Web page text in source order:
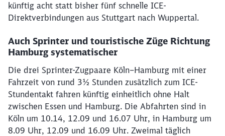
künftig acht statt bisher fünf schnelle ICE-
Direktverbindungen aus Stuttgart nach Wuppertal.
Auch Sprinter und touristische Züge Richtung
Hamburg systematischer
Die drei Sprinter-Zugpaare Köln–Hamburg mit einer
Fahrzeit von rund 3½ Stunden zusätzlich zum ICE-
Stundentakt fahren künftig einheitlich ohne Halt
zwischen Essen und Hamburg. Die Abfahrten sind in
Köln um 10.14, 12.09 und 16.07 Uhr, in Hamburg um
8.09 Uhr, 12.09 und 16.09 Uhr. Zweimal täglich